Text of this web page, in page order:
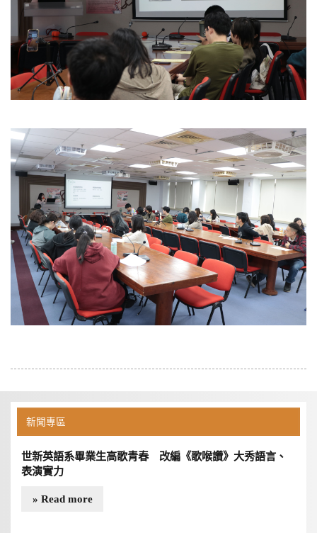
新聞專區
世新英語系畢業生高歌青春 改編《歌喉讚》大秀語言、
表演實力
» Read more